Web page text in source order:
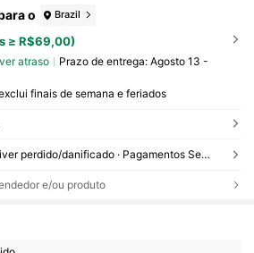
o Brazil
≥ R$69,00)
atraso Prazo de entrega: Agosto 13 -
finais de semana e feriados
Reenviar se o item estiver perdido/danificado · Pagamentos Seguros · Proteção de privacidade
e/ou produto